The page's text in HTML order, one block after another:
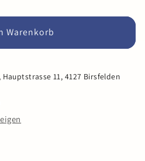
Warenkorb
Hauptstrasse 11, 4127 Birsfelden